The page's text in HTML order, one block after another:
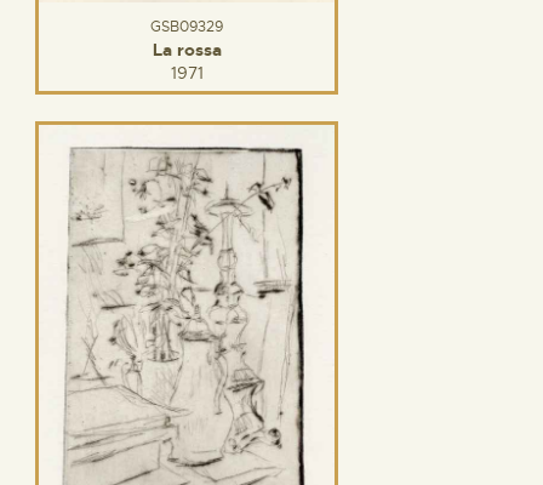
GSB09329
La rossa
1971